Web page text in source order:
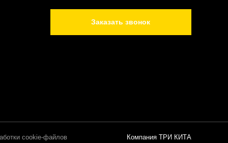
Заказать звонок
cookie-файлов Компания ТРИ КИТА